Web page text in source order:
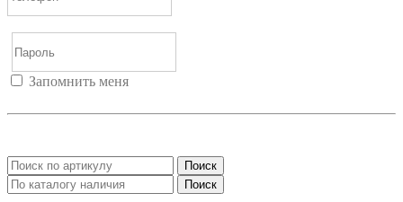
Запомнить меня
Поиск
Поиск